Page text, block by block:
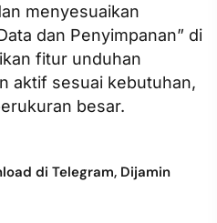
menyesuaikan
dan Penyimpanan” di
fitur unduhan
aktif sesuai kebutuhan,
besar.
di Telegram, Dijamin